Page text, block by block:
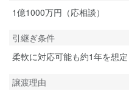
1億1000万円（応相談）
引継ぎ条件
柔軟に対応可能も約1年を想定
譲渡理由